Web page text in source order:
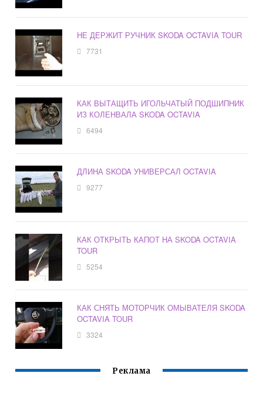
НЕ ДЕРЖИТ РУЧНИК SKODA OCTAVIA TOUR
7731
КАК ВЫТАЩИТЬ ИГОЛЬЧАТЫЙ ПОДШИПНИК
ИЗ КОЛЕНВАЛА SKODA OCTAVIA
6494
ДЛИНА SKODA УНИВЕРСАЛ OCTAVIA
9277
КАК ОТКРЫТЬ КАПОТ НА SKODA OCTAVIA
TOUR
5254
КАК СНЯТЬ МОТОРЧИК ОМЫВАТЕЛЯ SKODA
OCTAVIA TOUR
3324
Реклама